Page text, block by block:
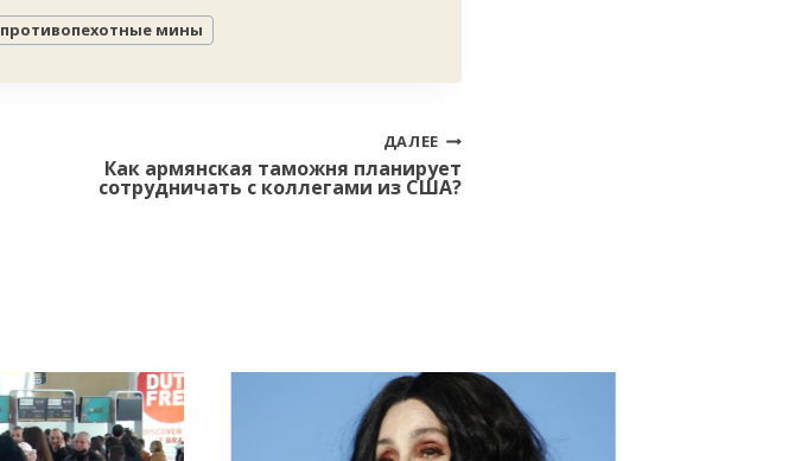
противопехотные мины
ДАЛЕЕ
Как армянская таможня планирует
сотрудничать с коллегами из США?